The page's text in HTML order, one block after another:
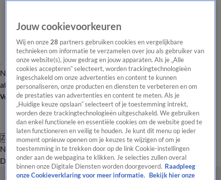
Nieuws van de DagOpinie van de Dag Onze categorieën Laatste
afleveringVideo's Nieuws van de Dag Podcast
Volg Nieuws van de Dag
Zoeken
Nieuws van de DagOpinie van de
Dag
Video'sUitzendingen PodcastPanelContact
Jouw cookievoorkeuren
Wij en onze28 partners gebruiken cookies en vergelijkbare
technieken om informatie te verzamelen over jou als gebruiker van
onze website(s), jouw gedrag en jouw apparaten. Als je „Alle
cookies accepteren” selecteert, worden trackingtechnologieën
ingeschakeld om onze advertenties en content te kunnen
personaliseren, onze producten en diensten te verbeteren en om
de prestaties van advertenties en content te meten. Als je
„Huidige keuze opslaan” selecteert of je toestemming intrekt,
worden deze trackingtechnologieën uitgeschakeld. We gebruiken
dan enkel functionele en essentiële cookies om de website goed te
laten functioneren en veilig te houden. Je kunt dit menu op ieder
moment opnieuw openen om je keuzes te wijzigen of om je
toestemming in te trekken door op de link Cookie-instellingen
onder aan de webpagina te klikken. Je selecties zullen overal
binnen onze Digitale Diensten worden doorgevoerd. Raadpleeg
onze Cookieverklaring voor meer informatie.
Bekijk hier onze